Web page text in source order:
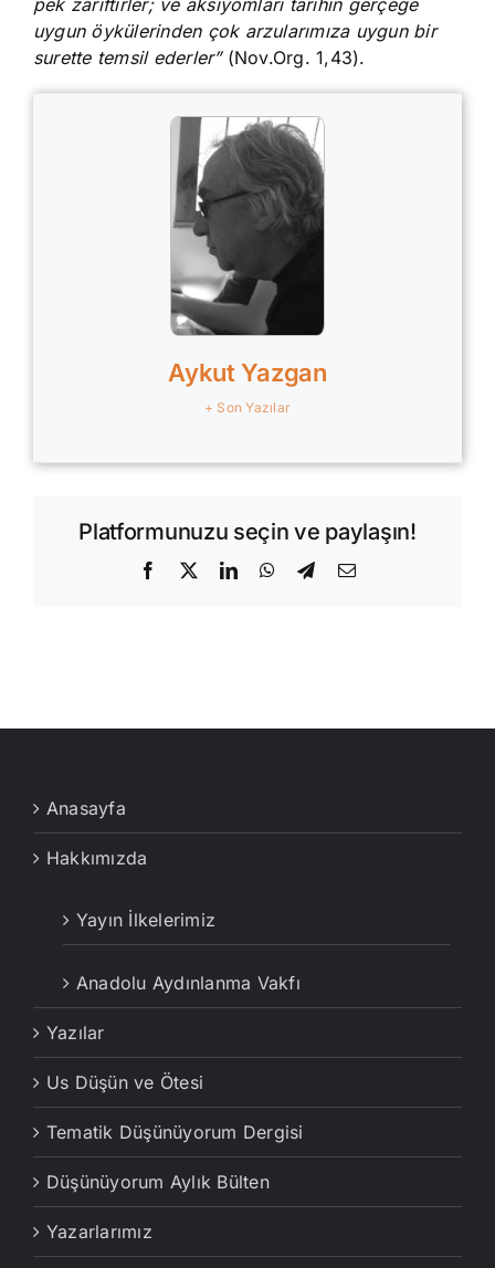
pek zariftirler; ve aksiyomları tarihin gerçeğe
uygun öykülerinden çok arzularımıza uygun bir
surette temsil ederler”(Nov.Org. 1,43).
Aykut Yazgan
+ Son Yazılar
Platformunuzu seçin ve paylaşın!
Facebook
X LinkedInWhatsApp
Telegram
E-
Anasayfa
Hakkımızda
Yayın İlkelerimiz
Anadolu Aydınlanma Vakfı
Yazılar
Us Düşün ve Ötesi
Tematik Düşünüyorum Dergisi
Düşünüyorum Aylık Bülten
Yazarlarımız